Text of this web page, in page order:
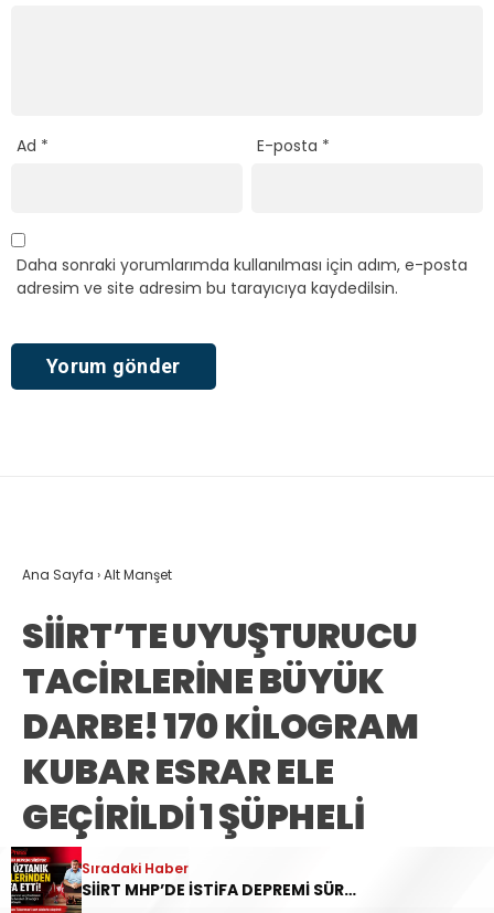
Sıradaki Haber
SİİRT MHP’DE İSTİFA DEPREMİ SÜRÜYOR: YAVUZ ÖZTANIK GÖREVLERİNDEN AYRILDI
Ad * E-posta *
Daha sonraki yorumlarımda kullanılması için adım, e-posta
adresim ve site adresim bu tarayıcıya kaydedilsin.
Ana Sayfa ›Alt Manşet
SİİRT’TE UYUŞTURUCU
TACİRLERİNE BÜYÜK
DARBE! 170 KİLOGRAM
KUBAR ESRAR ELE
GEÇİRİLDİ 1 ŞÜPHELİ
TUTUKLANDI